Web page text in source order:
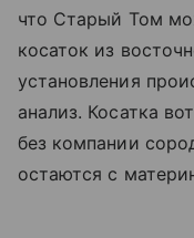
что Старый Том
косаток из
установления
анализ. Косатка
без компании
остаются с